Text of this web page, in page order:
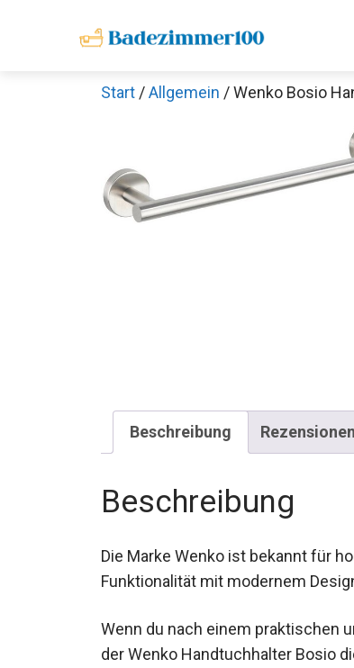
Start /Allgemein / Wenko Bosio
Beschreibung
Beschreibung
Die Marke Wenko ist bekannt für
Funktionalität mit modernem
Wenn du nach einem praktischen
der Wenko Handtuchhalter Bosio